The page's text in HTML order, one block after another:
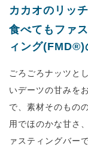
カカオのリッ
食べてもファ
ィング(FMD®)
ごろごろナッツと
いデーツの甘みを
で、素材そのもの
用でほのかな甘さ
ァスティングバーで